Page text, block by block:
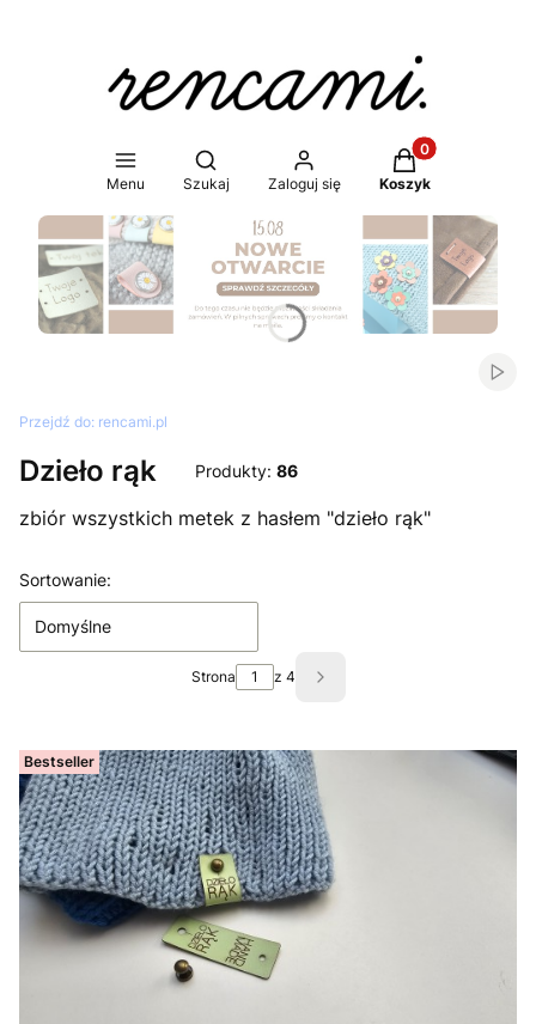
Menu
Otwórz wyszukiwarkę
Szukaj Zaloguj się
Produkty w
Koszyk
Naciśnij Enter lub spację, aby otworzyć stronę.
Przejdź do: rencami.pl
Dzieło rąk Produkty: 86
zbiór wszystkich metek z hasłem "dzieło rąk"
Lista produktów
Sortowanie:
Domyślne
Strona z 4 Następne produkty
Bestseller